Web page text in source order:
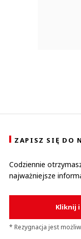
ZAPISZ SIĘ DO
Codziennie
najważniejsze
Kliknij
* Rezygnacja jest